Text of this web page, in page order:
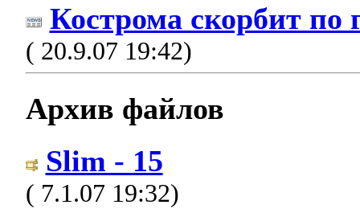
Кострома скорбит по
( 20.9.07 19:42)
Архив файлов
Slim - 15
( 7.1.07 19:32)